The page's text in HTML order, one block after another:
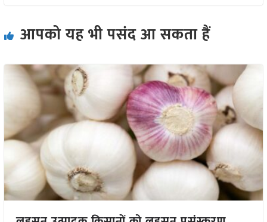
आपको यह भी पसंद आ सकता हैं